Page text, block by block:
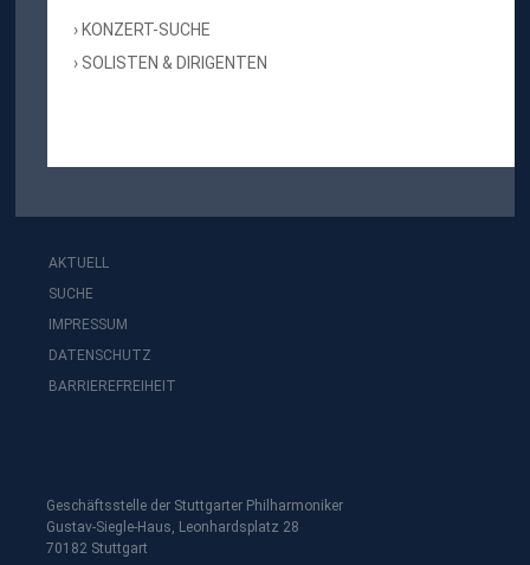
KONZERT-SUCHE
SOLISTEN & DIRIGENTEN
AKTUELL
SUCHE
IMPRESSUM
DATENSCHUTZ
BARRIEREFREIHEIT
Geschäftsstelle der Stuttgarter Philharmoniker
Gustav-Siegle-Haus, Leonhardsplatz 28
70182 Stuttgart